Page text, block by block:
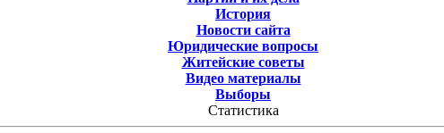
История
Новости сайта
Юридические вопросы
Житейские советы
Видео материалы
Выборы
Статистика